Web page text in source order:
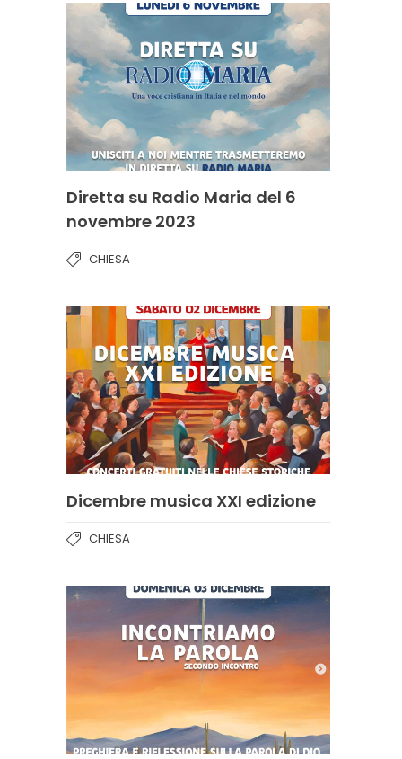
Diretta su Radio Maria del 6
novembre 2023
CHIESA
Dicembre musica XXI edizione
CHIESA